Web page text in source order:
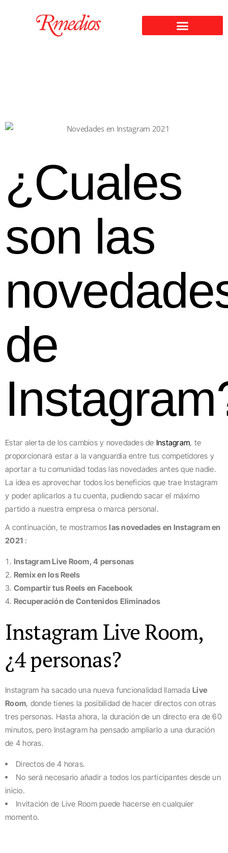
¿Cuales
son las
de
Estar alerta de los cambios y novedades de Instagram, te
proporcionará estar a la vanguardia entre tus competidores y
aportar a tu comunidad todas las novedades antes que nadie.
La idea es aprovechar todos los beneficios que trae Instagram
y poder aplicarlos a tu cuenta, pudiendo sacar el máximo
partido a nuestra empresa o marca personal.
A continuación, te mostramoslas novedades en Instagram en
2021 :
Instagram Live Room, 4 personas
Remix en los Reels
Compartir tus Reels en Facebook
Recuperación de Contenidos Eliminados
Instagram Live Room,
¿4 personas?
Instagram ha sacado una nueva funcionalidad llamada Live
Room, donde tienes la posibilidad de hacer directos con otras
tres personas. Hasta ahora, la duración de un directo era de 60
minutos, pero Instagram ha pensado ampliarlo a una duración
de 4 horas.
Directos de 4 horas.
No será necesario añadir a todos los participantes desde un
inicio.
Invitación de Live Room puede hacerse en cualquier
momento.